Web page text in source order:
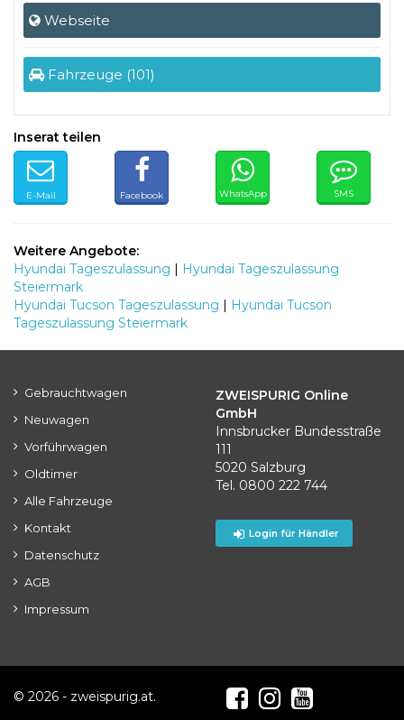
Webseite
Fahrzeuge (101)
Inserat teilen
E-Mail Facebook WhatsApp SMS
Weitere Angebote:
Hyundai Tageszulassung | Hyundai Tageszulassung
Steiermark
Hyundai Tucson Tageszulassung | Hyundai Tucson
Tageszulassung Steiermark
Gebrauchtwagen
Neuwagen
Vorführwagen
Oldtimer
Alle Fahrzeuge
Kontakt
Datenschutz
AGB
Impressum
ZWEISPURIG Online
GmbH
Innsbrucker Bundesstraße
111
5020 Salzburg
Tel. 0800 222 744
Login für Händler
© 2026 - zweispurig.at.